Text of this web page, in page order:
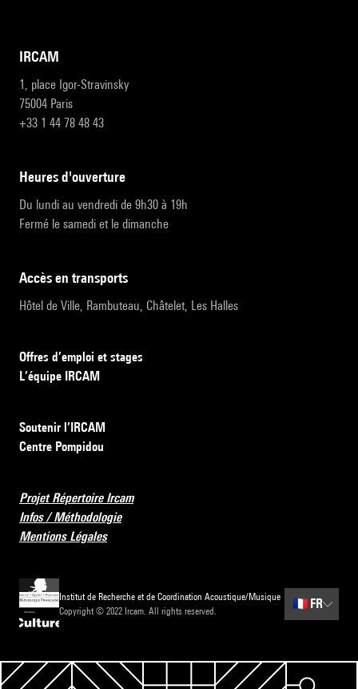
IRCAM
1, place Igor-Stravinsky
75004 Paris
+33 1 44 78 48 43
heures d'ouverture
Du lundi au vendredi de 9h30 à 19h
Fermé le samedi et le dimanche
accès en transports
Hôtel de Ville, Rambuteau, Châtelet, Les Halles
Offres d’emploi et stages
L’équipe IRCAM
Soutenir l’IRCAM
Centre Pompidou
Projet Répertoire Ircam
Infos / Méthodologie
Mentions Légales
Institut de Recherche et de Coordination Acoustique/Musique
Copyright © 2022 Ircam. All rights reserved.
🇫🇷 FR